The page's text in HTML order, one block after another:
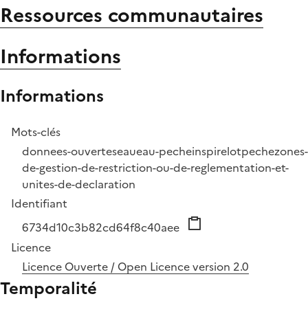
Ressources communautaires
Informations
Informations
Mots-clés
donnees-ouverteseaueau-pecheinspirelotpechezones-
de-gestion-de-restriction-ou-de-reglementation-et-
unites-de-declaration
Identifiant
6734d10c3b82cd64f8c40aee
Licence
Licence Ouverte / Open Licence version 2.0
Temporalité